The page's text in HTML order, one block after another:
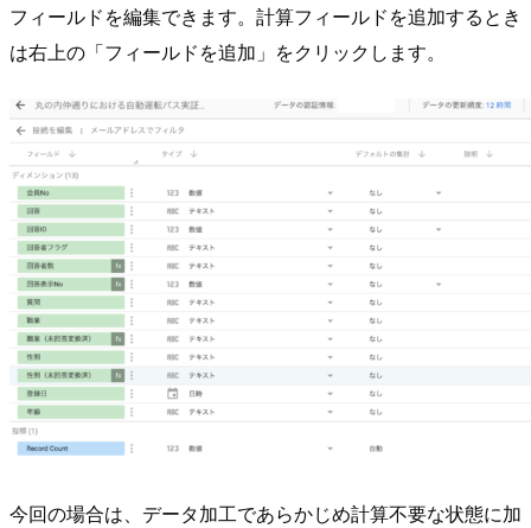
フィールドを編集できます。計算フィールドを追加するとき
は右上の「フィールドを追加」をクリックします。
今回の場合は、データ加工であらかじめ計算不要な状態に加